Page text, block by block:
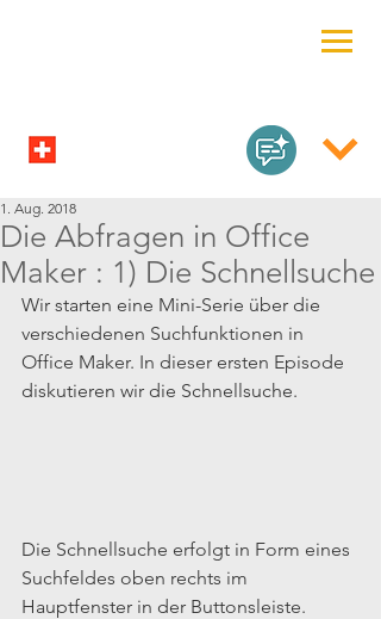
Die Abfragen in Office
Maker : 1) Die Schnellsuche
1. Aug. 2018
Wir starten eine Mini-Serie über die
verschiedenen Suchfunktionen in
Office Maker. In dieser ersten Episode
diskutieren wir die Schnellsuche.
Die Schnellsuche erfolgt in Form eines
Suchfeldes oben rechts im
Hauptfenster in der Buttonsleiste.